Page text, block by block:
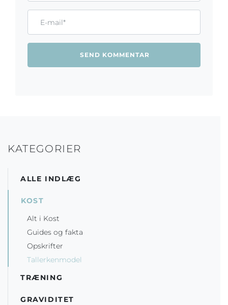
KATEGORIER
ALLE INDLÆG
KOST
Alt i Kost
Guides og fakta
Opskrifter
Tallerkenmodel
TRÆNING
GRAVIDITET